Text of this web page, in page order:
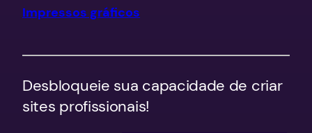
Impressos gráficos
Desbloqueie sua capacidade de criar
sites profissionais!